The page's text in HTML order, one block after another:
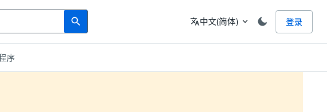
search
Search 语言
translate中文(简体) expand_more 登录
序